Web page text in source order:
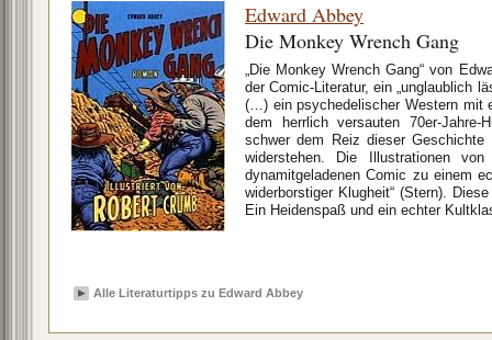
Edward Abbey
Die Monkey Wrench Gang
„Die Monkey Wrench Gang“ von
der Comic-Literatur, ein „unglaublich
(…) ein psychedelischer Western mit
dem herrlich versauten 70er-
schwer dem Reiz dieser
widerstehen. Die Illustrationen
dynamitgeladenen Comic zu einem
widerborstiger Klugheit“ (Stern).
Ein Heidenspaß und ein echter
Alle Literaturtipps zu Edward Abbey